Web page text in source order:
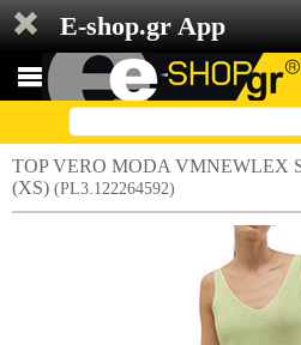
E-shop.gr App
TOP VERO MODA VMNEWLEX
(XS) (PL3.122264592)